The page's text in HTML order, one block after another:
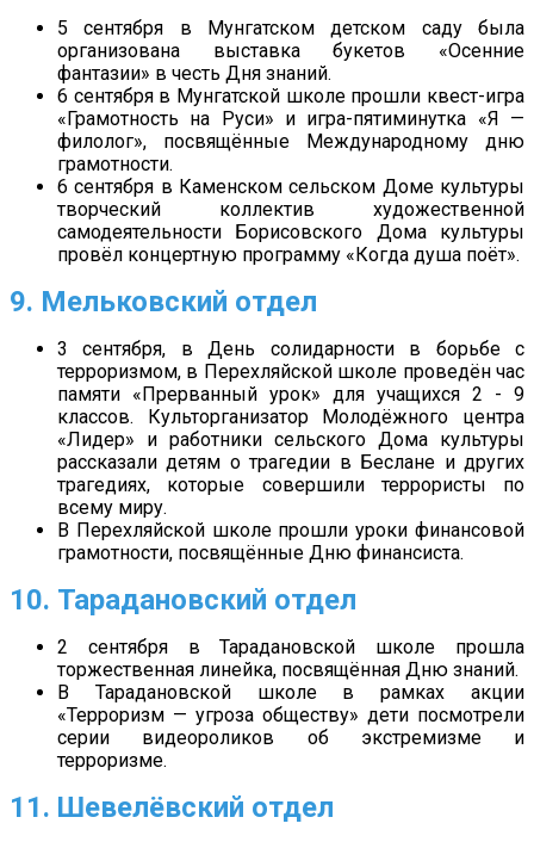
5 сентября в Мунгатском детском саду была
организована выставка букетов «Осенние
фантазии» в честь Дня знаний.
6 сентября в Мунгатской школе прошли квест-игра
«Грамотность на Руси» и игра-пятиминутка «Я —
филолог», посвящённые Международному дню
грамотности.
6 сентября в Каменском сельском Доме культуры
творческий коллектив художественной
самодеятельности Борисовского Дома культуры
провёл концертную программу «Когда душа поёт».
9. Мельковский отдел
3 сентября, в День солидарности в борьбе с
терроризмом, в Перехляйской школе проведён час
памяти «Прерванный урок» для учащихся 2 - 9
классов. Культорганизатор Молодёжного центра
«Лидер» и работники сельского Дома культуры
рассказали детям о трагедии в Беслане и других
трагедиях, которые совершили террористы по
всему миру.
В Перехляйской школе прошли уроки финансовой
грамотности, посвящённые Дню финансиста.
10. Тарадановский отдел
2 сентября в Тарадановской школе прошла
торжественная линейка, посвящённая Дню знаний.
В Тарадановской школе в рамках акции
«Терроризм — угроза обществу» дети посмотрели
серии видеороликов об экстремизме и
терроризме.
11. Шевелёвский отдел